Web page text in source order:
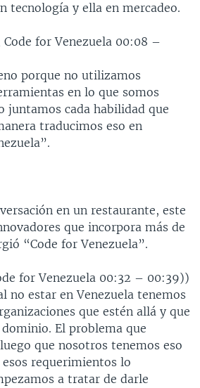
tecnología y ella en mercadeo.
Code for Venezuela 00:08 –
porque no utilizamos
en lo que somos
juntamos cada habilidad que
traducimos eso en
en un restaurante, este
que incorpora más de
“Code for Venezuela”.
for Venezuela 00:32 – 00:39))
no estar en Venezuela tenemos
que estén allá y que
El problema que
que nosotros tenemos eso
requerimientos lo
a tratar de darle